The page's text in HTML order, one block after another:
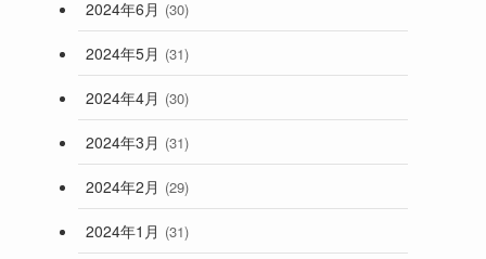
2024年6月 (30)
2024年5月 (31)
2024年4月 (30)
2024年3月 (31)
2024年2月 (29)
2024年1月 (31)